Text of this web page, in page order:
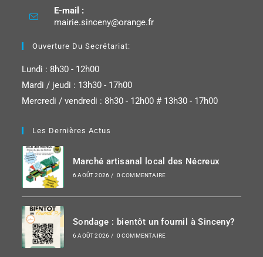
E-mail :
mairie.sinceny@orange.fr
Ouverture Du Secrétariat:
Lundi : 8h30 - 12h00
Mardi / jeudi : 13h30 - 17h00
Mercredi / vendredi : 8h30 - 12h00 # 13h30 - 17h00
Les Dernières Actus
Marché artisanal local des Nécreux
6 AOÛT 2026 / 0 COMMENTAIRE
Sondage : bientôt un fournil à Sinceny?
6 AOÛT 2026 / 0 COMMENTAIRE